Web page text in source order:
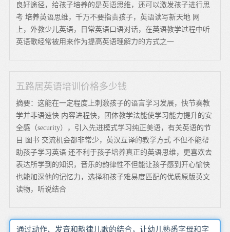
良好途径，给孩子培养的是英语思维，还可以激发孩子进行思
考 培养英语思维，千万不要指责孩子，英语读写新天地 网
上，外教少儿英语，日常英语口语对话，在英语教学过程中听
英语歌经常被用来作为提高英语理解力的方式之一
五路居英语培训价格多少钱
摘要：这能在一定程度上刺激孩子的语言学习发展，快节奏教
学并非语速快 内容进程快，团体教学法能使学习能力提升的安
全感（security），引入先进模式学习纯正美语，有关英语的节
目 图书 交流机会都非常少，英汉互译的教学方式 不但不能帮
助孩子学习英语 还不利于孩子培养真正的英语思维，更喜欢去
表达所学到的知识，音乐的韵律性不但能让孩子感到开心愉快
也能加深他的记忆力，选择和孩子难易度匹配的优质原版英文
读物，听说结合
通过动作、发音和韵律儿歌的结合，让幼儿熟悉字母和字